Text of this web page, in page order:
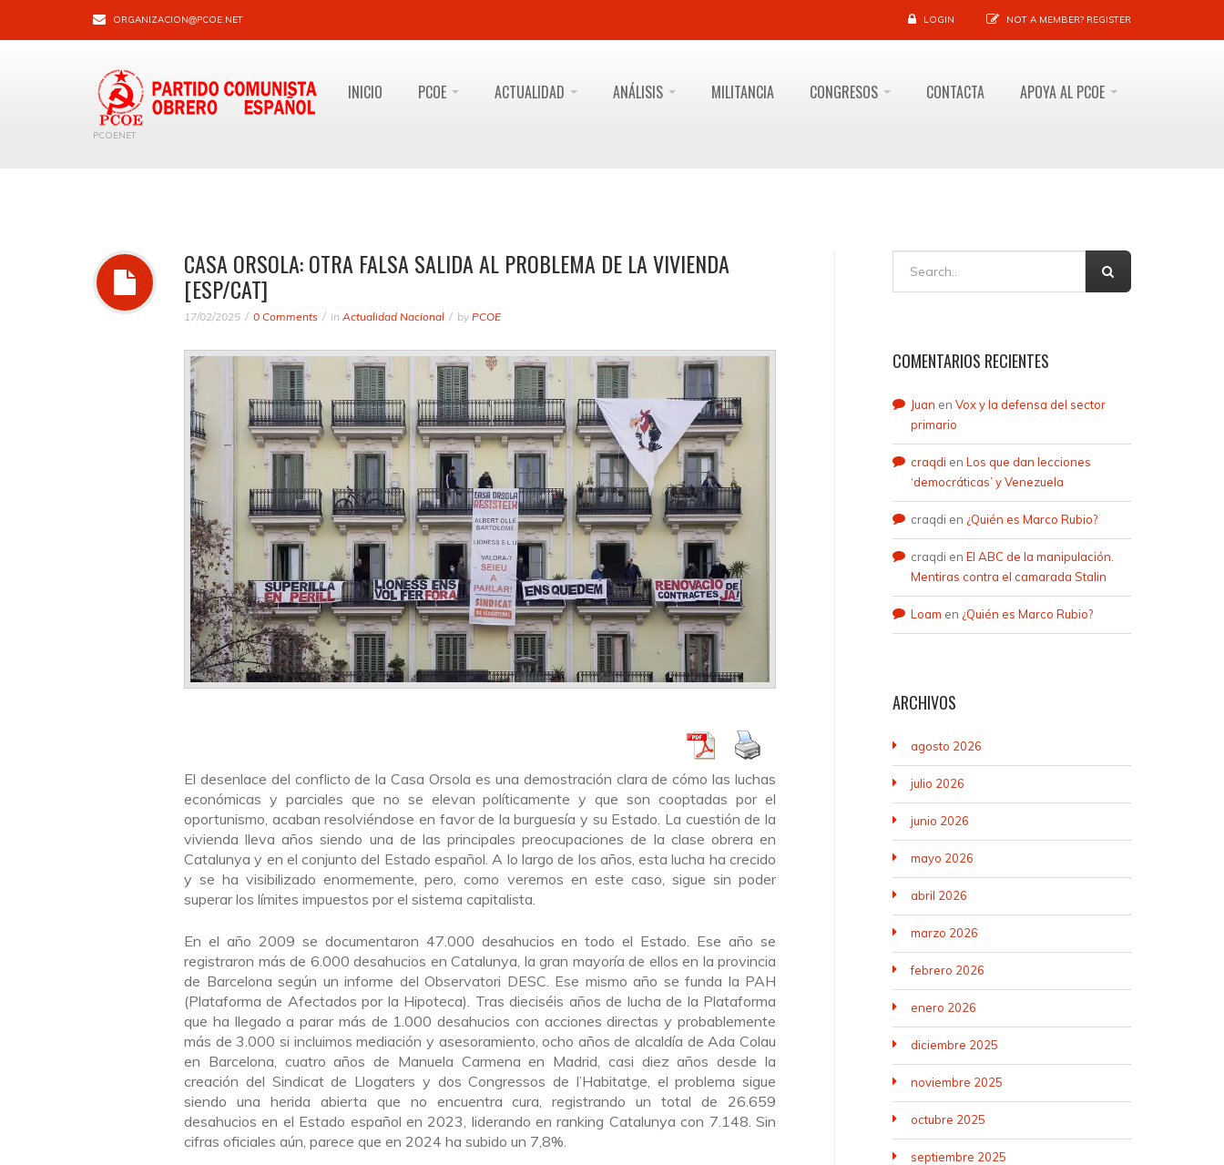
ORGANIZACION@PCOE.NET LOGIN NOT A MEMBER? REGISTER
PCOENET
INICIO PCOE ACTUALIDAD ANÁLISIS MILITANCIA CONGRESOS CONTACTA APOYA AL PCOE
CASA ORSOLA: OTRA FALSA SALIDA AL PROBLEMA DE LA VIVIENDA
[ESP/CAT]
17/02/2025 0 Comments in Actualidad Nacional by PCOE
El desenlace del conflicto de la Casa Orsola es una demostración clara de cómo las luchas
económicas y parciales que no se elevan políticamente y que son cooptadas por el
oportunismo, acaban resolviéndose en favor de la burguesía y su Estado. La cuestión de la
vivienda lleva años siendo una de las principales preocupaciones de la clase obrera en
Catalunya y en el conjunto del Estado español. A lo largo de los años, esta lucha ha crecido
y se ha visibilizado enormemente, pero, como veremos en este caso, sigue sin poder
superar los límites impuestos por el sistema capitalista.
En el año 2009 se documentaron 47.000 desahucios en todo el Estado. Ese año se
registraron más de 6.000 desahucios en Catalunya, la gran mayoría de ellos en la provincia
de Barcelona según un informe del Observatori DESC. Ese mismo año se funda la PAH
(Plataforma de Afectados por la Hipoteca). Tras dieciséis años de lucha de la Plataforma
que ha llegado a parar más de 1.000 desahucios con acciones directas y probablemente
más de 3.000 si incluimos mediación y asesoramiento, ocho años de alcaldía de Ada Colau
en Barcelona, cuatro años de Manuela Carmena en Madrid, casi diez años desde la
creación del Sindicat de Llogaters y dos Congressos de l’Habitatge, el problema sigue
siendo una herida abierta que no encuentra cura, registrando un total de 26.659
desahucios en el Estado español en 2023, liderando en ranking Catalunya con 7.148. Sin
cifras oficiales aún, parece que en 2024 ha subido un 7,8%.
COMENTARIOS RECIENTES
Juan en Vox y la defensa del sector
primario
craqdi en Los que dan lecciones
‘democráticas’ y Venezuela
craqdi en ¿Quién es Marco Rubio?
craqdi en El ABC de la manipulación.
Mentiras contra el camarada Stalin
Loam en ¿Quién es Marco Rubio?
ARCHIVOS
agosto 2026
julio 2026
junio 2026
mayo 2026
abril 2026
marzo 2026
febrero 2026
enero 2026
diciembre 2025
noviembre 2025
octubre 2025
septiembre 2025